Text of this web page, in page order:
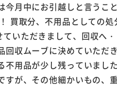
今月中にお引越しと言う
買取分、不用品としての
いただきまして、回収へ
回収ムーブに決めていた
不用品が少し残っていま
すが、その他細かいもの